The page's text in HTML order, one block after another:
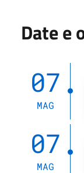
Date e
07
MAG
07
MAG